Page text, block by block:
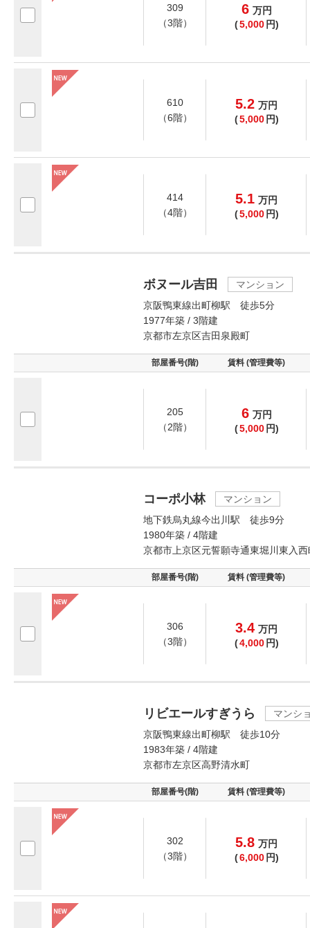
309
（3階）
6 万円
(5,000 円)
610
（6階）
5.2 万円
(5,000 円)
414
（4階）
5.1 万円
(5,000 円)
ボヌール吉田
マンション
京阪鴨東線出町柳駅 徒歩5分
1977年築 / 3階建
京都市左京区吉田泉殿町
部屋番号(階) 賃料 (管理費等)
205
（2階）
6 万円
(5,000 円)
コーポ小林
マンション
地下鉄烏丸線今出川駅 徒歩9分
1980年築 / 4階建
京都市上京区元誓願寺通東堀川東入西
部屋番号(階) 賃料 (管理費等)
306
（3階）
3.4 万円
(4,000 円)
リビエールすぎうら
マンシ
京阪鴨東線出町柳駅 徒歩10分
1983年築 / 4階建
京都市左京区高野清水町
部屋番号(階) 賃料 (管理費等)
302
（3階）
5.8 万円
(6,000 円)